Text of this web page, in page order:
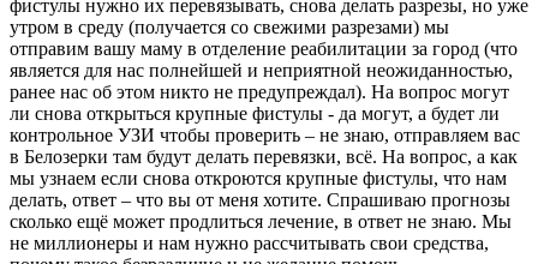
фистулы нужно их перевязывать, снова делать разрезы, но уже
утром в среду (получается со свежими разрезами) мы
отправим вашу маму в отделение реабилитации за город (что
является для нас полнейшей и неприятной неожиданностью,
ранее нас об этом никто не предупреждал). На вопрос могут
ли снова открыться крупные фистулы - да могут, а будет ли
контрольное УЗИ чтобы проверить – не знаю, отправляем вас
в Белозерки там будут делать перевязки, всё. На вопрос, а как
мы узнаем если снова откроются крупные фистулы, что нам
делать, ответ – что вы от меня хотите. Спрашиваю прогнозы
сколько ещё может продлиться лечение, в ответ не знаю. Мы
не миллионеры и нам нужно рассчитывать свои средства,